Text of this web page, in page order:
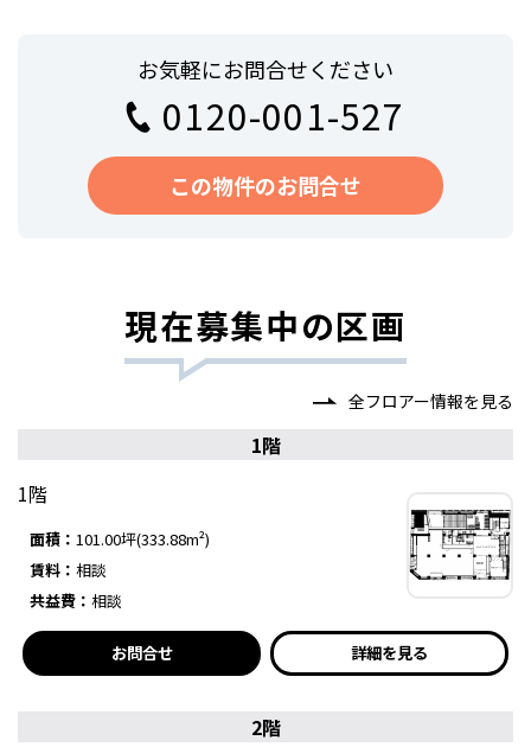
お気軽にお問合せください
0120-001-527
この物件のお問合せ
現在募集中の区画
全フロアー情報を見る
1階
1階
面積： 101.00坪(333.88m²)
賃料： 相談
共益費： 相談
お問合せ 詳細を見る
2階